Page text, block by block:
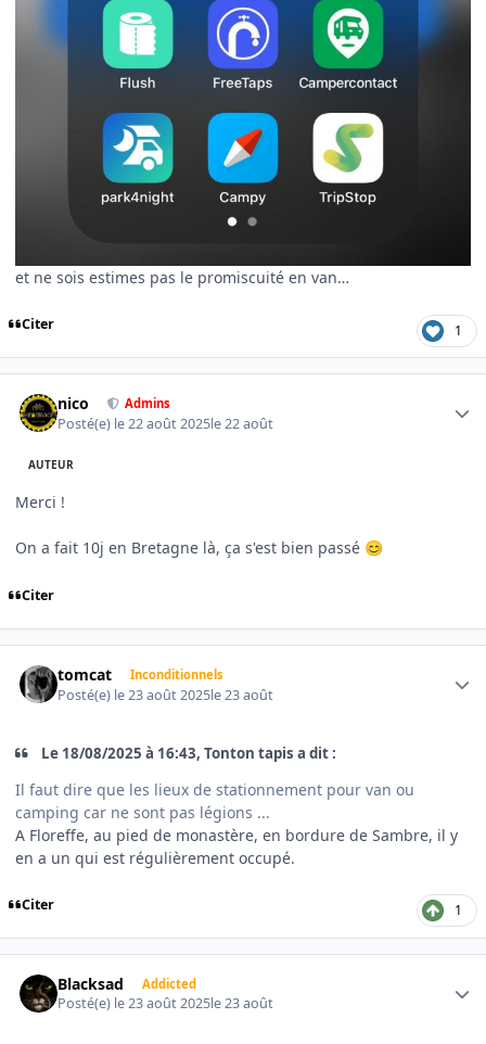
et ne sois estimes pas le promiscuité en van…
Citer 1
nico Admins
Posté(e) le 22 août 2025le 22 août
AUTEUR
Merci !
On a fait 10j en Bretagne là, ça s'est bien passé 😊
Citer
tomcat Inconditionnels
Posté(e) le 23 août 2025le 23 août
Le 18/08/2025 à 16:43, Tonton tapis a dit :
Il faut dire que les lieux de stationnement pour van ou
camping car ne sont pas légions ...
A Floreffe, au pied de monastère, en bordure de Sambre, il y
en a un qui est régulièrement occupé.
Citer 1
Blacksad Addicted
Posté(e) le 23 août 2025le 23 août